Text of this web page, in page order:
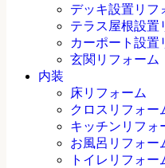
デッキ設置リフ
テラス屋根設置
カーポート設置
玄関リフォーム
内装
床リフォーム
クロスリフォー
キッチンリフォ
お風呂リフォー
トイレリフォー